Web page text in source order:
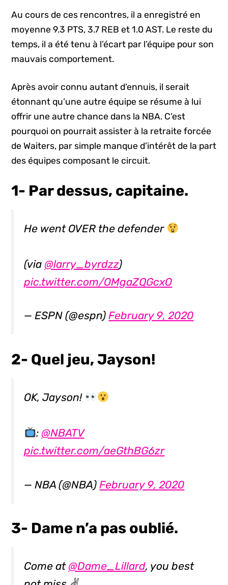
Au cours de ces rencontres, il a enregistré en
moyenne 9.3 PTS, 3.7 REB et 1.0 AST. Le reste du
temps, il a été tenu à l’écart par l’équipe pour son
mauvais comportement.
Après avoir connu autant d’ennuis, il serait
étonnant qu’une autre équipe se résume à lui
offrir une autre chance dans la NBA. C’est
pourquoi on pourrait assister à la retraite forcée
de Waiters, par simple manque d’intérêt de la part
des équipes composant le circuit.
1- Par dessus, capitaine.
He went OVER the defender
(via @larry_byrdzz)
pic.twitter.com/OMgaZQGcxO
— ESPN (@espn)February 9, 2020
2- Quel jeu, Jayson!
OK, Jayson!
: @NBATV
pic.twitter.com/aeGthBG6zr
— NBA (@NBA)February 9, 2020
3- Dame n’a pas oublié.
Come at @Dame_Lillard, you best